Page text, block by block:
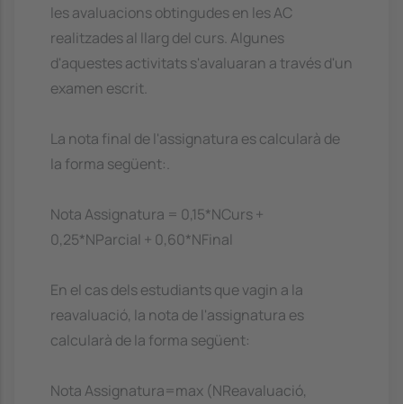
les avaluacions obtingudes en les AC
realitzades al llarg del curs. Algunes
d'aquestes activitats s'avaluaran a través d'un
examen escrit.
La nota final de l'assignatura es calcularà de
la forma següent:.
Nota Assignatura = 0,15*NCurs +
0,25*NParcial + 0,60*NFinal
En el cas dels estudiants que vagin a la
reavaluació, la nota de l'assignatura es
calcularà de la forma següent:
Nota Assignatura=max (NReavaluació,